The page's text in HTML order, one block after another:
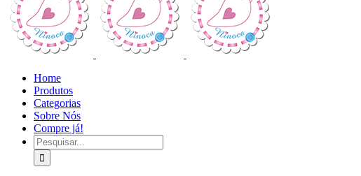
Home
Produtos
Categorias
Sobre Nós
Compre já!
Pesquisar